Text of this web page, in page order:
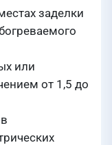
заделки
или
от 1,5 до